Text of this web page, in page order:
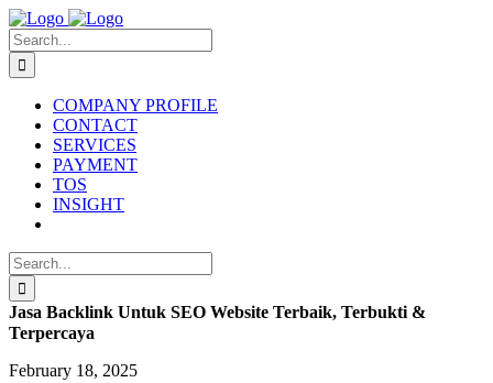
Skip
to
content
Search
for:
COMPANY PROFILE
CONTACT
SERVICES
PAYMENT
TOS
INSIGHT
Search
for:
Jasa Backlink Untuk SEO Website Terbaik, Terbukti &
Terpercaya
February 18, 2025